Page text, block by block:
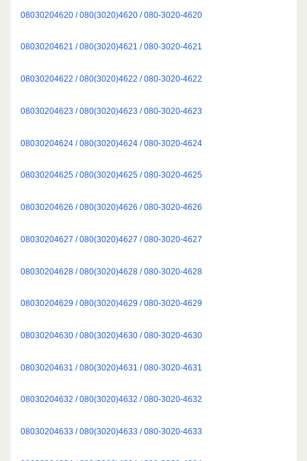
08030204620 / 080(3020)4620 / 080-3020-4620
08030204621 / 080(3020)4621 / 080-3020-4621
08030204622 / 080(3020)4622 / 080-3020-4622
08030204623 / 080(3020)4623 / 080-3020-4623
08030204624 / 080(3020)4624 / 080-3020-4624
08030204625 / 080(3020)4625 / 080-3020-4625
08030204626 / 080(3020)4626 / 080-3020-4626
08030204627 / 080(3020)4627 / 080-3020-4627
08030204628 / 080(3020)4628 / 080-3020-4628
08030204629 / 080(3020)4629 / 080-3020-4629
08030204630 / 080(3020)4630 / 080-3020-4630
08030204631 / 080(3020)4631 / 080-3020-4631
08030204632 / 080(3020)4632 / 080-3020-4632
08030204633 / 080(3020)4633 / 080-3020-4633